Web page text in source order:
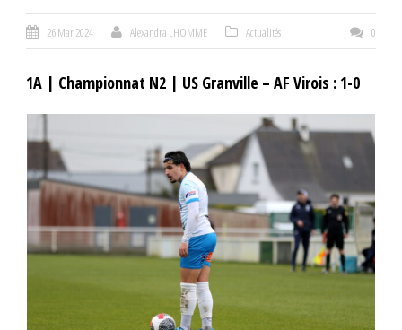
26 Mar 2024 Alexandra LHOMME Actualités 0
1A | Championnat N2 | US Granville – AF Virois : 1-0